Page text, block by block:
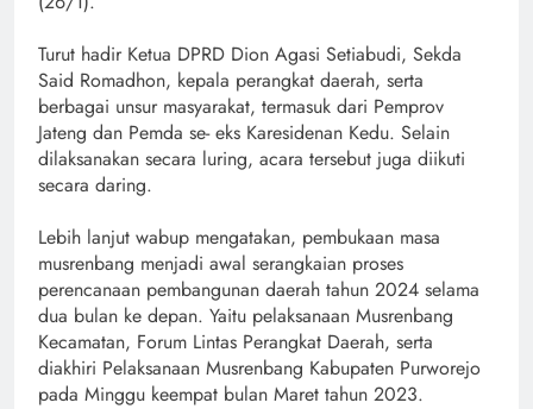
Turut hadir Ketua DPRD Dion Agasi Setiabudi, Sekda
Said Romadhon, kepala perangkat daerah, serta
berbagai unsur masyarakat, termasuk dari Pemprov
Jateng dan Pemda se- eks Karesidenan Kedu. Selain
dilaksanakan secara luring, acara tersebut juga diikuti
secara daring.
Lebih lanjut wabup mengatakan, pembukaan masa
musrenbang menjadi awal serangkaian proses
perencanaan pembangunan daerah tahun 2024 selama
dua bulan ke depan. Yaitu pelaksanaan Musrenbang
Kecamatan, Forum Lintas Perangkat Daerah, serta
diakhiri Pelaksanaan Musrenbang Kabupaten Purworejo
pada Minggu keempat bulan Maret tahun 2023.